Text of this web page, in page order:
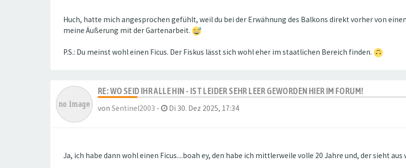
Huch, hatte mich angesprochen gefühlt, weil du bei der Erwähnung des Balkons direkt vorher von
meine Äußerung mit der Gartenarbeit.
P.S.: Du meinst wohl einen Ficus. Der Fiskus lässt sich wohl eher im staatlichen Bereich finden.
RE: WO SEID IHR ALLE HIN - IST LEIDER SEHR LEER GEWORDEN HIER IM FORUM!
von Sentinel2003 - Di 30. Dez 2025, 17:34
Ja, ich habe dann wohl einen Ficus....boah ey, den habe ich mittlerweile volle 20 Jahre und, der sieht aus